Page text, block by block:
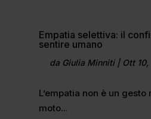
Empatia selettiva: il
sentire umano
da Giulia Minniti| Ott
L’empatia non è un
moto...